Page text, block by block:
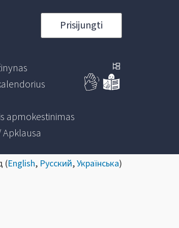
Prisijungti
apmokestinimas
(English, Русский,Українська)